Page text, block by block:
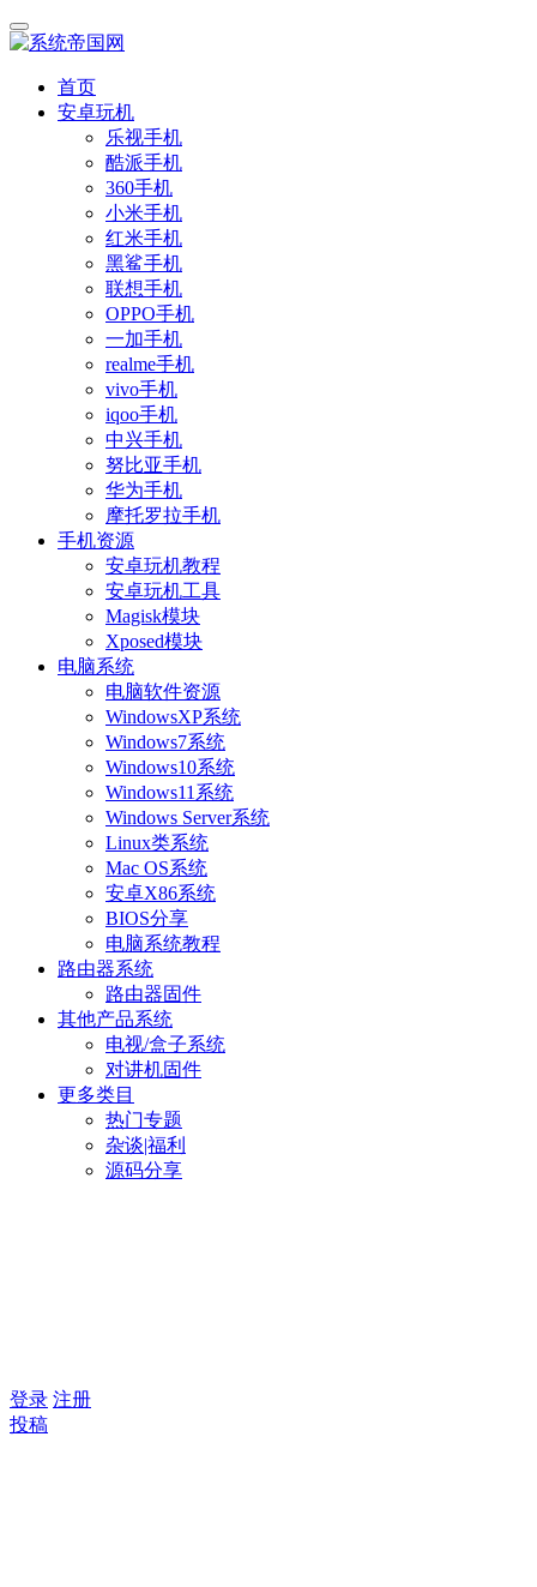
首页
安卓玩机
乐视手机
酷派手机
360手机
小米手机
红米手机
黑鲨手机
联想手机
OPPO手机
一加手机
realme手机
vivo手机
iqoo手机
中兴手机
努比亚手机
华为手机
摩托罗拉手机
手机资源
安卓玩机教程
安卓玩机工具
Magisk模块
Xposed模块
电脑系统
电脑软件资源
WindowsXP系统
Windows7系统
Windows10系统
Windows11系统
Windows Server系统
Linux类系统
Mac OS系统
安卓X86系统
BIOS分享
电脑系统教程
路由器系统
路由器固件
其他产品系统
电视/盒子系统
对讲机固件
更多类目
热门专题
杂谈|福利
源码分享
登录 注册
投稿